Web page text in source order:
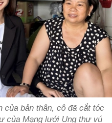
bản thân, cô đã cắt tóc
của Mạng lưới Ung thư vú